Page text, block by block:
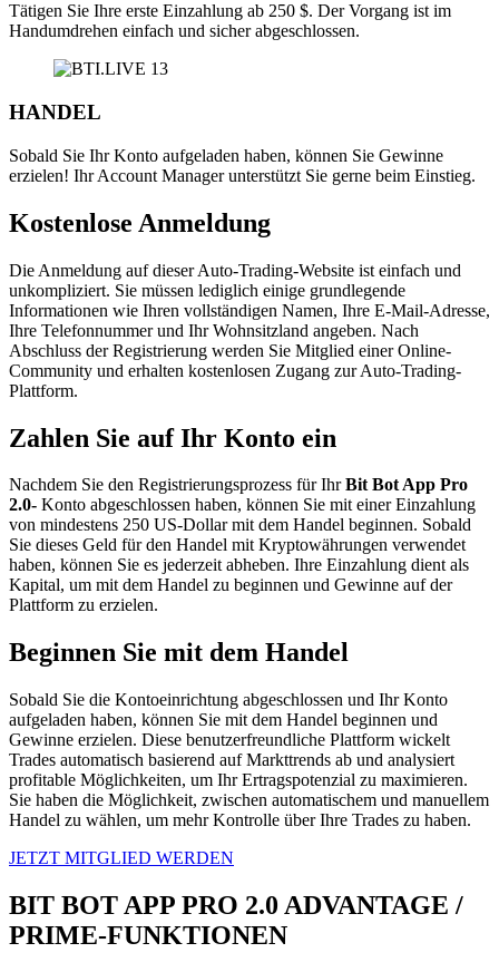
Tätigen Sie Ihre erste Einzahlung ab 250 $. Der Vorgang ist im
Handumdrehen einfach und sicher abgeschlossen.
HANDEL
Sobald Sie Ihr Konto aufgeladen haben, können Sie Gewinne
erzielen! Ihr Account Manager unterstützt Sie gerne beim Einstieg.
Kostenlose Anmeldung
Die Anmeldung auf dieser Auto-Trading-Website ist einfach und
unkompliziert. Sie müssen lediglich einige grundlegende
Informationen wie Ihren vollständigen Namen, Ihre E-Mail-Adresse,
Ihre Telefonnummer und Ihr Wohnsitzland angeben. Nach
Abschluss der Registrierung werden Sie Mitglied einer Online-
Community und erhalten kostenlosen Zugang zur Auto-Trading-
Plattform.
Zahlen Sie auf Ihr Konto ein
Nachdem Sie den Registrierungsprozess für IhrBit Bot App Pro
2.0- Konto abgeschlossen haben, können Sie mit einer Einzahlung
von mindestens 250 US-Dollar mit dem Handel beginnen. Sobald
Sie dieses Geld für den Handel mit Kryptowährungen verwendet
haben, können Sie es jederzeit abheben. Ihre Einzahlung dient als
Kapital, um mit dem Handel zu beginnen und Gewinne auf der
Plattform zu erzielen.
Beginnen Sie mit dem Handel
Sobald Sie die Kontoeinrichtung abgeschlossen und Ihr Konto
aufgeladen haben, können Sie mit dem Handel beginnen und
Gewinne erzielen. Diese benutzerfreundliche Plattform wickelt
Trades automatisch basierend auf Markttrends ab und analysiert
profitable Möglichkeiten, um Ihr Ertragspotenzial zu maximieren.
Sie haben die Möglichkeit, zwischen automatischem und manuellem
Handel zu wählen, um mehr Kontrolle über Ihre Trades zu haben.
JETZT MITGLIED WERDEN
BIT BOT APP PRO 2.0 ADVANTAGE /
PRIME-FUNKTIONEN